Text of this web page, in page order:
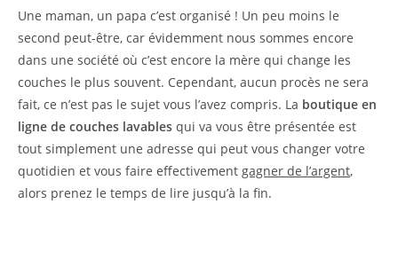
Une maman, un papa c’est organisé ! Un peu moins le
second peut-être, car évidemment nous sommes encore
dans une société où c’est encore la mère qui change les
couches le plus souvent. Cependant, aucun procès ne sera
fait, ce n’est pas le sujet vous l’avez compris. La boutique en
ligne de couches lavables qui va vous être présentée est
tout simplement une adresse qui peut vous changer votre
quotidien et vous faire effectivement gagner de l’argent,
alors prenez le temps de lire jusqu’à la fin.